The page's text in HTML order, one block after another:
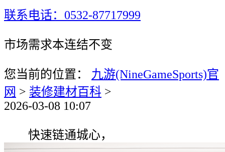
联系电话：0532-87717999
市场需求本连结不变
您当前的位置： 九游(NineGameSports)官
网 > 装修建材百科 >
2026-03-08 10:07
快速链通城心，